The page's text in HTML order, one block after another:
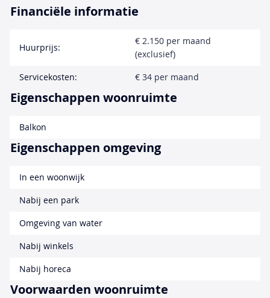
Financiële informatie
Huurprijs:
€ 2.150 per maand
(exclusief)
Servicekosten:
€ 34 per maand
Eigenschappen woonruimte
Balkon
Eigenschappen omgeving
In een woonwijk
Nabij een park
Omgeving van water
Nabij winkels
Nabij horeca
Voorwaarden woonruimte